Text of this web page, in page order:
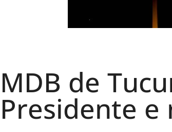
MDB de
Presidente e